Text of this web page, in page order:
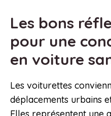
Les bons
pour une
en voiture
Les voiturettes
déplacements urbains